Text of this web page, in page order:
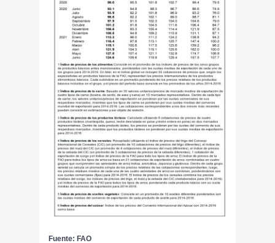
Fuente: FAO